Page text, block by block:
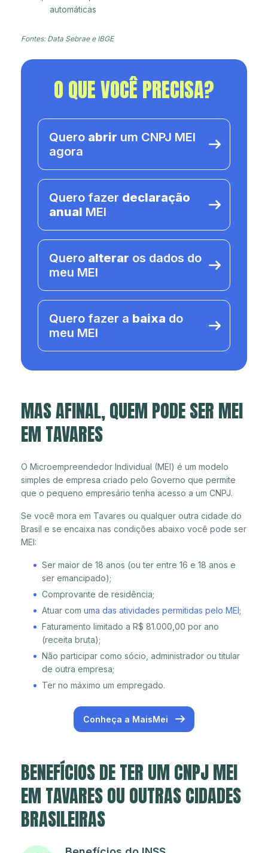
automáticas
Fontes: Data Sebrae e IBGE
O QUE VOCÊ PRECISA?
Quero abrir um CNPJ MEI
agora
Quero fazer declaração
anual MEI
Quero alterar os dados do
meu MEI
Quero fazer a baixa do
meu MEI
MAS AFINAL, QUEM PODE SER MEI
EM TAVARES
O Microempreendedor Individual (MEI) é um modelo
simples de empresa criado pelo Governo que permite
que o pequeno empresário tenha acesso a um CNPJ.
Se você mora em Tavares ou qualquer outra cidade do
Brasil e se encaixa nas condições abaixo você pode ser
MEI:
Ser maior de 18 anos (ou ter entre 16 e 18 anos e
ser emancipado);
Comprovante de residência;
Atuar com uma das atividades permitidas pelo MEI;
Faturamento limitado a R$ 81.000,00 por ano
(receita bruta);
Não participar como sócio, administrador ou titular
de outra empresa;
Ter no máximo um empregado.
Conheça a MaisMei
BENEFÍCIOS DE TER UM CNPJ MEI
EM TAVARES OU OUTRAS CIDADES
BRASILEIRAS